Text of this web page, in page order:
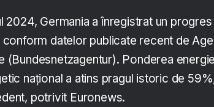
2024, Germania a înregistrat un
datelor publicate recent de
(Bundesnetzagentur). Ponderea
național a atins pragul istoric de
potrivit Euronews.